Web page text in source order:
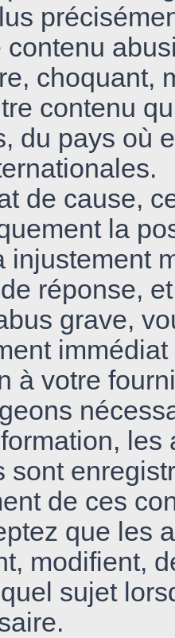
contenu
choquant,
contenu
du pays où
de cause,
la
injustement
réponse,
grave,
à votre
sont
de ces
que les
modifient,
quel sujet